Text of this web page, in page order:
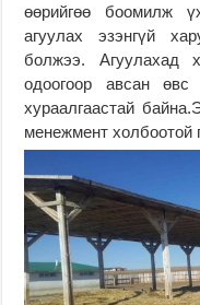
өөрийгөө боомилж
агуулах эзэнгүй
болжээ. Агуулахад
одоогоор авсан
хураалгаастай
менежмент холбоотой